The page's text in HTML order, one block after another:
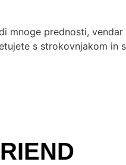
mnoge prednosti,
s strokovnjakom